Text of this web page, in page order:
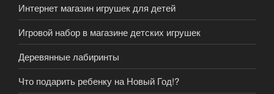
Интернет магазин игрушек для детей
Игровой набор в магазине детских игрушек
Деревянные лабиринты
Что подарить ребенку на Новый Год!?